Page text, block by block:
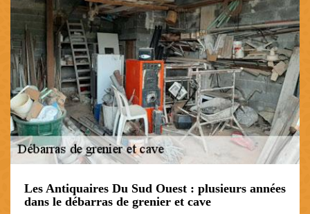
Les Antiquaires Du Sud Ouest : plusieurs années
dans le débarras de grenier et cave